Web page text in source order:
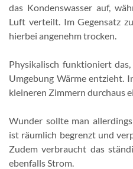
das Kondenswasser auf,
Luft verteilt. Im Gegensatz
hierbei angenehm trocken.
Physikalisch funktioniert
Umgebung Wärme entzieht.
kleineren Zimmern durchaus
Wunder sollte man
ist räumlich begrenzt und
Zudem verbraucht das
ebenfalls Strom.